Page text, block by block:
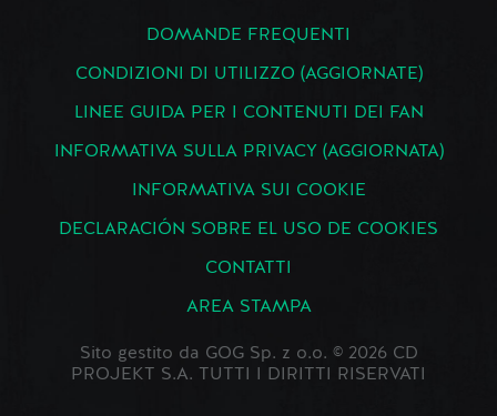
DOMANDE FREQUENTI
CONDIZIONI DI UTILIZZO (AGGIORNATE)
LINEE GUIDA PER I CONTENUTI DEI FAN
INFORMATIVA SULLA PRIVACY (AGGIORNATA)
INFORMATIVA SUI COOKIE
DECLARACIÓN SOBRE EL USO DE COOKIES
CONTATTI
AREA STAMPA
Sito gestito da GOG Sp. z o.o. © 2026 CD
PROJEKT S.A. TUTTI I DIRITTI RISERVATI